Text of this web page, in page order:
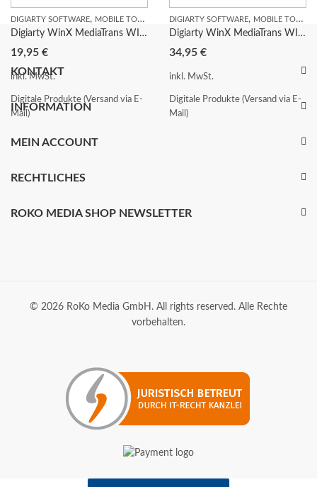
DIGIARTY SOFTWARE, MOBILE TOOLS
Digiarty WinX MediaTrans WIN 1 Jahr Lizenz Garantie Download
19,95 €
inkl. MwSt.
Digitale Produkte (Versand via E-
Mail)
DIGIARTY SOFTWARE, MOBILE TOOLS
Digiarty WinX MediaTrans WIN lebenslange Lizenz für 3 PC Garantie Download
34,95 €
inkl. MwSt.
Digitale Produkte (Versand via E-
Mail)
KONTAKT
INFORMATION
MEIN ACCOUNT
RECHTLICHES
ROKO MEDIA SHOP NEWSLETTER
© 2026 RoKo Media GmbH. All rights reserved. Alle Rechte
vorbehalten.